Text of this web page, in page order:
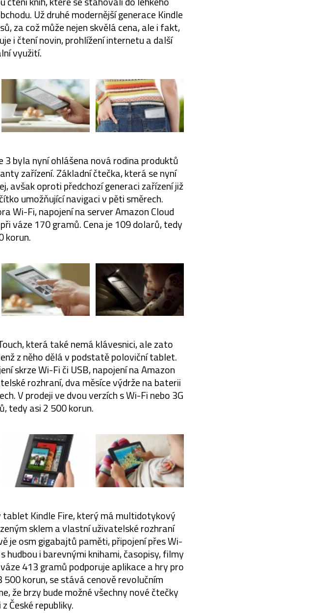
Už druhé modernější generace Kindle
za což může nejen skvělá cena, ale i fakt,
i čtení novin, prohlížení internetu a další
využití.
3 byla nyní ohlášena nová rodina produktů
zařízení. Základní čtečka, která se nyní
avšak oproti předchozí generaci zařízení již
umožňující navigaci v pěti směrech.
Wi-Fi, napojení na server Amazon Cloud
váze 170 gramů. Cena je 109 dolarů, tedy
korun.
která také nemá klávesnici, ale zato
z něho dělá v podstatě poloviční tablet.
skrze Wi-Fi či USB, napojení na Amazon
rozhraní, dva měsíce výdrže na baterii
V prodeji ve dvou verzích s Wi-Fi nebo 3G
tedy asi 2 500 korun.
Kindle Fire, který má multidotykový
sklem a vlastní uživatelské rozhraní
je osm gigabajtů paměti, připojení přes Wi-
hudbou i barevnými knihami, časopisy, filmy
413 gramů podporuje aplikace a hry pro
korun, se stává cenově revolučním
že brzy bude možné všechny nové čtečky
České republiky.